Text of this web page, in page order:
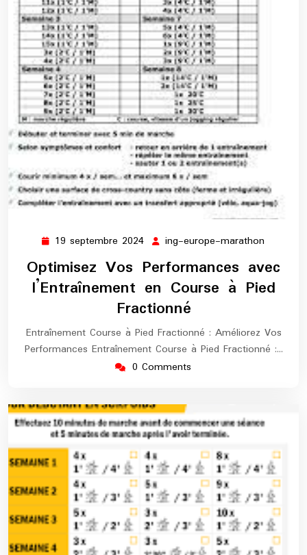
19 septembre 2024 19
septembre
2024
ing-europe-marathon
Optimisez Vos Performances avec
l’Entraînement en Course à Pied
Fractionné
Entraînement Course à Pied Fractionné : Améliorez Vos
Performances Entraînement Course à Pied Fractionné :…
0 Comments